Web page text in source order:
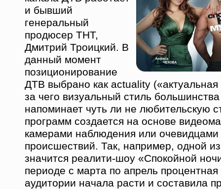
и бывший
генеральный
продюсер ТНТ,
Дмитрий Троицкий. В
данный момент
позиционирование
ДТВ выбрано как actuality («актуальная
за чего визуальный стиль
напоминает чуть ли не любительскую
программ создается на основе
камерами наблюдения или
происшествий. Так, например, одной
значится реалити-шоу «Спокойной
периоде с марта по апрель
аудитории начала расти и составила